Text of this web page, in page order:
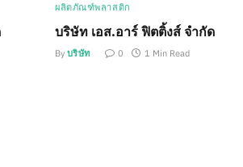
ผลิตภัณฑ์พลาสติก
บริษัท เอส.อาร์ ฟิตติ้งส์ จำกัด
By บริษัท 0 1 Min Read